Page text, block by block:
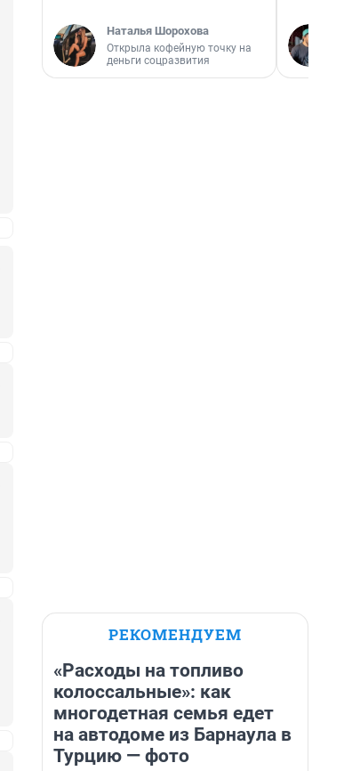
Наталья Шорохова
Открыла кофейную точку на
деньги соцразвития
РЕКОМЕНДУЕМ
«Расходы на топливо
колоссальные»: как
многодетная семья едет
на автодоме из Барнаула в
Турцию — фото